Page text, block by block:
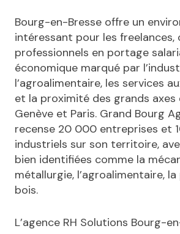
Bourg-en-Bresse offre un
intéressant pour les
professionnels en portage
économique marqué par
l’agroalimentaire, les services
et la proximité des grands axes
Genève et Paris. Grand Bourg
recense 20 000 entreprises et
industriels sur son territoire,
bien identifiées comme la
métallurgie, l’agroalimentaire,
bois.
L’agence RH Solutions Bourg-